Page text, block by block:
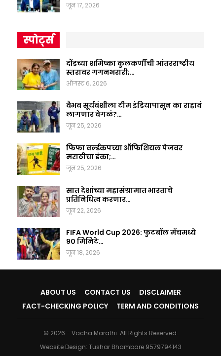
जून 17, 2026
स्पोर्ट्स
दौंडच्या शमिष्का कुलकर्णीची आंतरराष्ट्रीय
स्तरावर गगनभरारी;…
ऑगस्ट 6, 2026
वैभव सूर्यवंशीला टीम इंडियापासून का राहावं
लागणार वेगळं?…
जून 25, 2026
फिफा वर्ल्डकपच्या ऑफिशियल पेजवर
मराठीचा डंका;…
जून 25, 2026
सात देशांच्या महासंग्रामात भारताचे
प्रतिनिधित्व करणार…
जून 22, 2026
FIFA World Cup 2026: फुटबॉल मॅचमध्ये
९० मिनिटे…
जून 18, 2026
ABOUT US CONTACT US
DISCLAIMER
FACT-CHECKING POLICY
TERM AND CONDITIONS
© 2026 - Vacha Marathi. All Rights Reserved.
Website Design: Tushar Bhambare 9579794143